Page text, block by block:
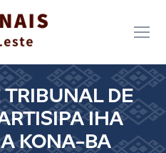
TRIBUNAL DE
IHA
KONA-BA